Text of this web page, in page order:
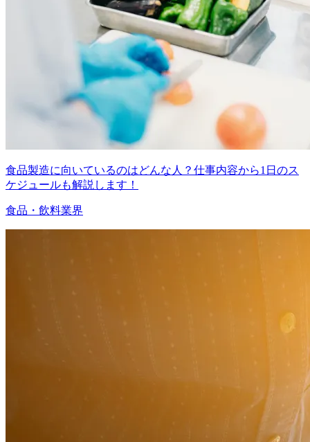
食品製造に向いているのはどんな人？仕事内容から1日のス
ケジュールも解説します！
食品・飲料業界